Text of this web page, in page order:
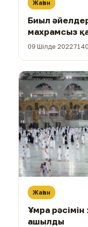
Жаһан
Биыл
махрамсыз
09 Шілде 2022
Жаһан
Ұмра рәсімін
ашылды